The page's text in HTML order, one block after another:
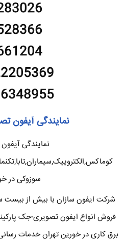
نمایندگی آیفون
نمایندگی
سوزوکی در
شرکت ایفون سازان با بیش از بیست
فروش انواع ایفون تصویری-جک
برق کاری در خورین تهران خدمات